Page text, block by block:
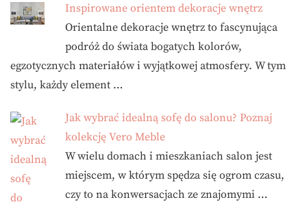
Inspirowane orientem dekoracje wnętrz
Orientalne dekoracje wnętrz to fascynująca
podróż do świata bogatych kolorów,
egzotycznych materiałów i wyjątkowej atmosfery. W tym
stylu, każdy element …
Jak wybrać idealną sofę do salonu? Poznaj
kolekcję Vero Meble
W wielu domach i mieszkaniach salon jest
miejscem, w którym spędza się ogrom czasu,
czy to na konwersacjach ze znajomymi …